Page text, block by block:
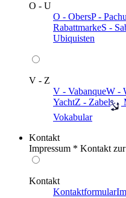
O - U
O - ObersP -
RabattmarkeS -
Ubiquisten
V - Z
V - VabanqueW -
YachtZ - Zabel
Vokabular
Kontakt
Impressum * Kontakt
Kontakt
Kontaktformular